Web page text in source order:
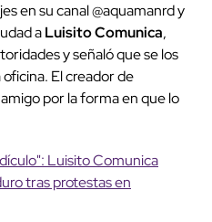
en su canal @aquamanrd y
aLuisito Comunica,
y señaló que se los
El creador de
por la forma en que lo
Luisito Comunica
tras protestas en